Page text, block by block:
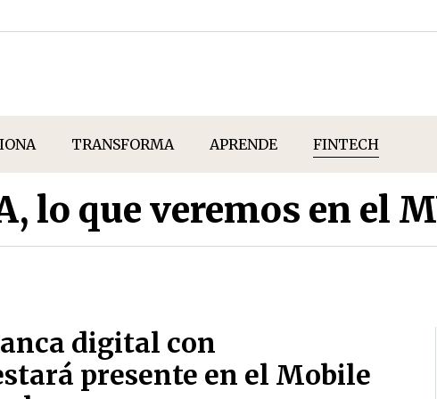
TRANSFORMA APRENDE FINTECH
lo que veremos en el
digital con
presente en el Mobile